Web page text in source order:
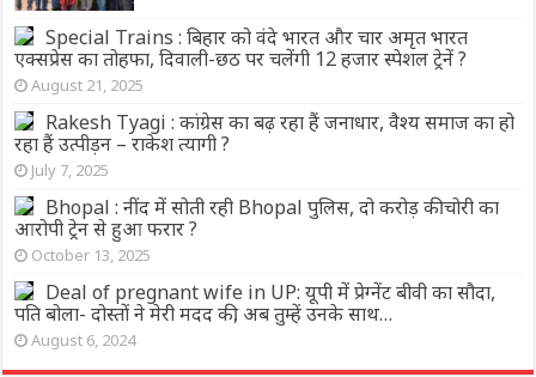
Special Trains : बिहार को वंदे भारत और चार अमृत भारत
एक्सप्रेस का तोहफा, दिवाली-छठ पर चलेंगी 12 हजार स्पेशल ट्रेनें ?
August 21, 2025
Rakesh Tyagi : कांग्रेस का बढ़ रहा हैं जनाधार, वैश्य समाज का हो
रहा हैं उत्पीड़न – राकेश त्यागी ?
July 7, 2025
Bhopal : नींद में सोती रही Bhopal पुलिस, दो करोड़ की चोरी का
आरोपी ट्रेन से हुआ फरार ?
October 13, 2025
Deal of pregnant wife in UP: यूपी में प्रेग्नेंट बीवी का सौदा,
पति बोला- दोस्तों ने मेरी मदद की, अब तुम्हें उनके साथ…
August 6, 2024